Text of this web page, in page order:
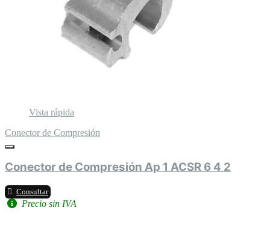
Vista rápida
Conector de Compresión
Conector de Compresión Ap 1 ACSR 6 4 2
Consultar
Precio sin IVA